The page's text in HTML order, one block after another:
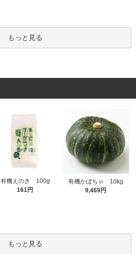
もっと見る
有機えのき 100g
161円
有機かぼちゃ 10kg
9,469円
もっと見る